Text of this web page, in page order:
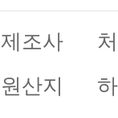
제조사
원산지